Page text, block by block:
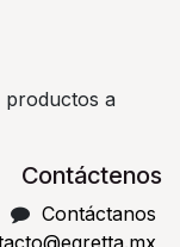
productos a
Contáctenos
Contáctanos